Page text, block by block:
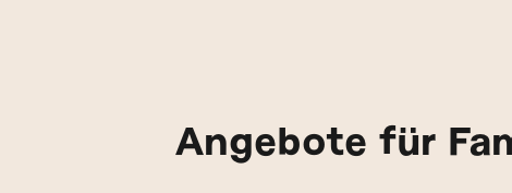
Angebote für